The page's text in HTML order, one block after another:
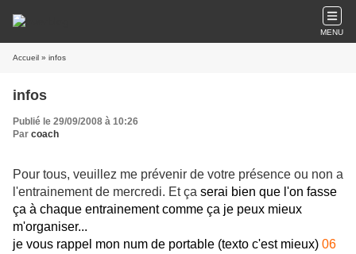
MENU
Accueil » infos
infos
Publié le 29/09/2008 à 10:26
Par coach
Pour tous, veuillez me prévenir de votre présence ou non a
l'entrainement de mercredi. Et ça serai bien que l'on fasse
ça à chaque entrainement comme ça je peux mieux
m'organiser...
je vous rappel mon num de portable (texto c'est mieux) 06